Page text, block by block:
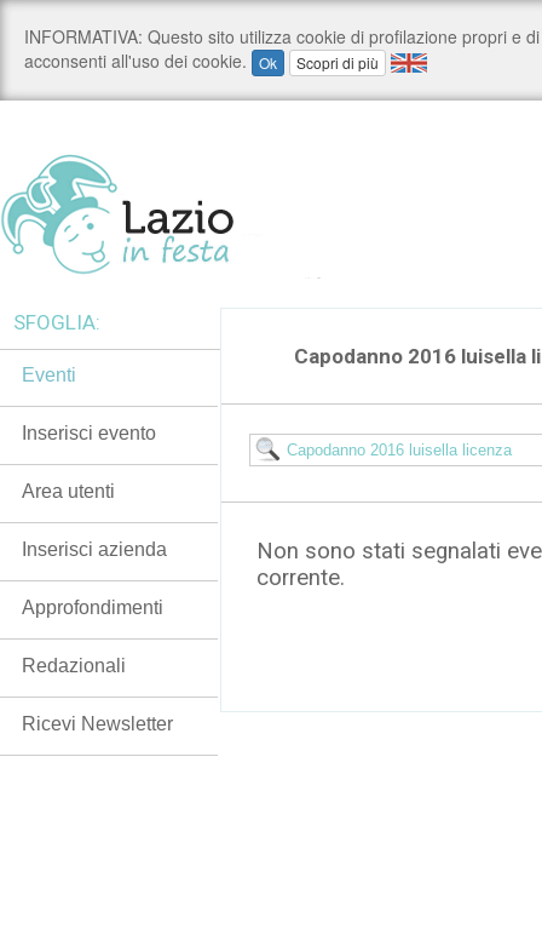
Capodanno 2016 luisella
Non sono stati segnalati
corrente.
SFOGLIA:
Eventi
Inserisci evento
Area utenti
Inserisci azienda
Approfondimenti
Redazionali
Ricevi Newsletter